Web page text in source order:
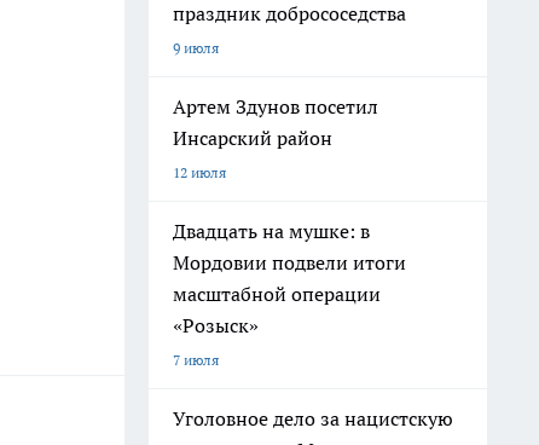
праздник добрососедства
9 июля
Артем Здунов посетил
Инсарский район
12 июля
Двадцать на мушке: в
Мордовии подвели итоги
масштабной операции
«Розыск»
7 июля
Уголовное дело за нацистскую